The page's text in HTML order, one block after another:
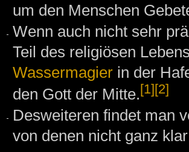
um den Menschen
Wenn auch nicht sehr
Teil des religiösen
Wassermagier in der
den Gott der Mitte. [1] [2]
Desweiteren findet man
von denen nicht ganz